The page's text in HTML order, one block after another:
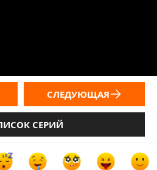
СЕРИЙ
СЛЕДУЮЩАЯ